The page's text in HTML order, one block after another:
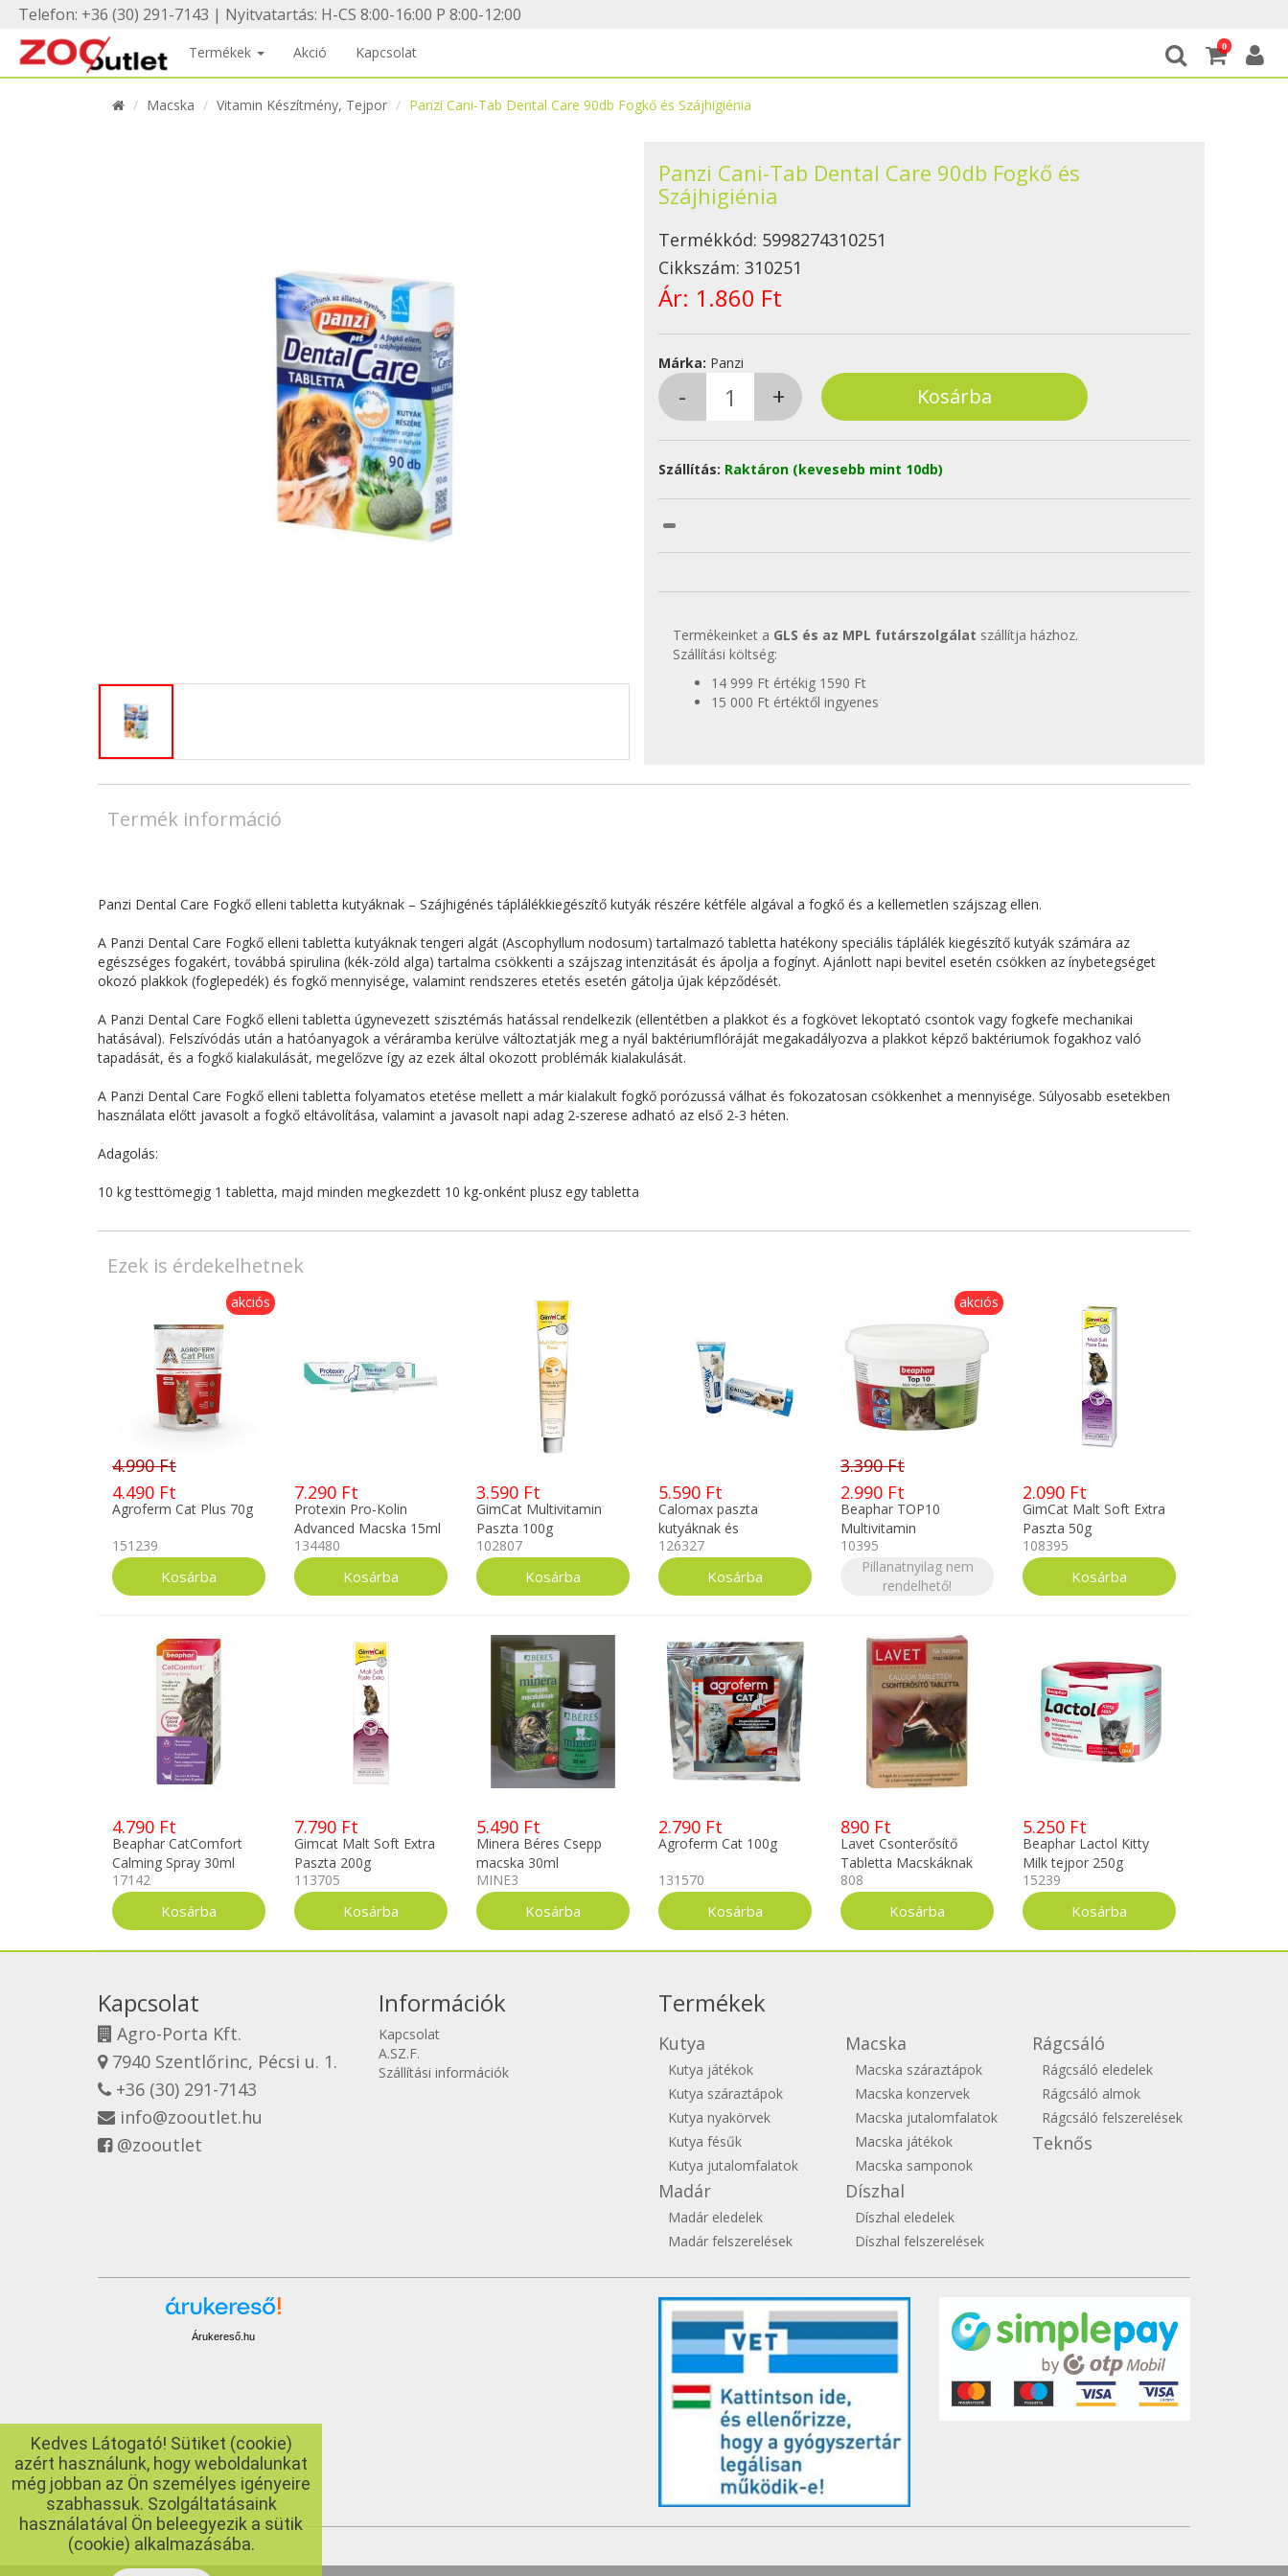
Telefon: +36 (30) 291-7143 | Nyitvatartás: H-CS 8:00-16:00 P 8:00-12:00
0
Termékek Akció Kapcsolat
Macska Vitamin Készítmény, Tejpor Panzi Cani-Tab Dental Care 90db Fogkő és Szájhigiénia
Panzi Cani-Tab Dental Care 90db Fogkő és
Szájhigiénia
Termékkód: 5998274310251
Cikkszám: 310251
Ár: 1.860 Ft
Márka: Panzi
Szállítás: Raktáron (kevesebb mint 10db)
Termékeinket a GLS és az MPL futárszolgálat szállítja házhoz.
Szállítási költség:
14 999 Ft értékig 1590 Ft
15 000 Ft értéktől ingyenes
Termék információ
Panzi Dental Care Fogkő elleni tabletta kutyáknak – Szájhigénés táplálékkiegészítő kutyák részére kétféle algával a fogkő és a kellemetlen szájszag ellen.
A Panzi Dental Care Fogkő elleni tabletta kutyáknak tengeri algát (Ascophyllum nodosum) tartalmazó tabletta hatékony speciális táplálék kiegészítő kutyák számára az
egészséges fogakért, továbbá spirulina (kék-zöld alga) tartalma csökkenti a szájszag intenzitását és ápolja a fogínyt. Ajánlott napi bevitel esetén csökken az ínybetegséget
okozó plakkok (foglepedék) és fogkő mennyisége, valamint rendszeres etetés esetén gátolja újak képződését.
A Panzi Dental Care Fogkő elleni tabletta úgynevezett szisztémás hatással rendelkezik (ellentétben a plakkot és a fogkövet lekoptató csontok vagy fogkefe mechanikai
hatásával). Felszívódás után a hatóanyagok a véráramba kerülve változtatják meg a nyál baktériumflóráját megakadályozva a plakkot képző baktériumok fogakhoz való
tapadását, és a fogkő kialakulását, megelőzve így az ezek által okozott problémák kialakulását.
A Panzi Dental Care Fogkő elleni tabletta folyamatos etetése mellett a már kialakult fogkő porózussá válhat és fokozatosan csökkenhet a mennyisége. Súlyosabb esetekben
használata előtt javasolt a fogkő eltávolítása, valamint a javasolt napi adag 2-szerese adható az első 2-3 héten.
Adagolás:
10 kg testtömegig 1 tabletta, majd minden megkezdett 10 kg-onként plusz egy tabletta
Ezek is érdekelhetnek
akciós
4.990 Ft
4.490 Ft
Agroferm Cat Plus 70g
151239
7.290 Ft
Protexin Pro-Kolin
Advanced Macska 15ml
134480
3.590 Ft
GimCat Multivitamin
Paszta 100g
102807
5.590 Ft
Calomax paszta
kutyáknak és
macskáknak 120g
126327
akciós
3.390 Ft
2.990 Ft
Beaphar TOP10
Multivitamin
Macskáknak 180db
10395
Pillanatnyilag nem
rendelhető!
2.090 Ft
GimCat Malt Soft Extra
Paszta 50g
108395
4.790 Ft
Beaphar CatComfort
Calming Spray 30ml
17142
7.790 Ft
Gimcat Malt Soft Extra
Paszta 200g
113705
5.490 Ft
Minera Béres Csepp
macska 30ml
MINE3
2.790 Ft
Agroferm Cat 100g
131570
890 Ft
Lavet Csonterősítő
Tabletta Macskáknak
50db
808
5.250 Ft
Beaphar Lactol Kitty
Milk tejpor 250g
15239
Kapcsolat
Agro-Porta Kft.
7940 Szentlőrinc, Pécsi u. 1.
+36 (30) 291-7143
info@zooutlet.hu
@zooutlet
Információk
Kapcsolat
A.SZ.F.
Szállítási információk
Termékek
Kutya
Kutya játékok
Kutya száraztápok
Kutya nyakörvek
Kutya fésűk
Kutya jutalomfalatok
Madár
Madár eledelek
Madár felszerelések
Macska
Macska száraztápok
Macska konzervek
Macska jutalomfalatok
Macska játékok
Macska samponok
Díszhal
Díszhal eledelek
Díszhal felszerelések
Rágcsáló
Rágcsáló eledelek
Rágcsáló almok
Rágcsáló felszerelések
Teknős
Árukereső.hu
Kedves Látogató! Sütiket (cookie)
azért használunk, hogy weboldalunkat
még jobban az Ön személyes igényeire
szabhassuk. Szolgáltatásaink
használatával Ön beleegyezik a sütik
(cookie) alkalmazásába.